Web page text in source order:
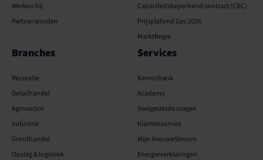
Werken bij
Partner worden
Capaciteits­­beperkend contract (CBC)
Prijsplafond Gas 2026
MarktRegie
Branches
Recreatie
Detailhandel
Agrosector
Industrie
Groothandel
Opslag & logistiek
Services
Kennisbank
Academy
Veelgestelde vragen
Klantenservice
Mijn NieuweStroom
Energieverklaringen